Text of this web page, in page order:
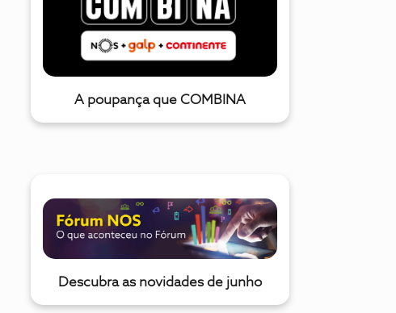
A poupança que COMBINA
Descubra as novidades de junho